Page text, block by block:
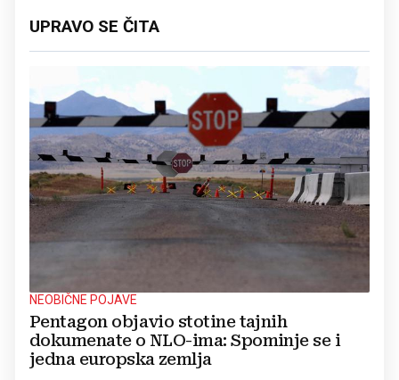
UPRAVO SE ČITA
NEOBIČNE POJAVE
Pentagon objavio stotine tajnih
dokumenate o NLO-ima: Spominje se i
jedna europska zemlja